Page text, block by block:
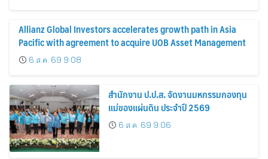
Allianz Global Investors accelerates growth path in Asia
Pacific with agreement to acquire UOB Asset Management
6 ส.ค. 69 9:08
สำนักงาน ป.ป.ส. จัดงานมหกรรมกองทุน
แม่ของแผ่นดิน ประจำปี 2569
6 ส.ค. 69 9:06